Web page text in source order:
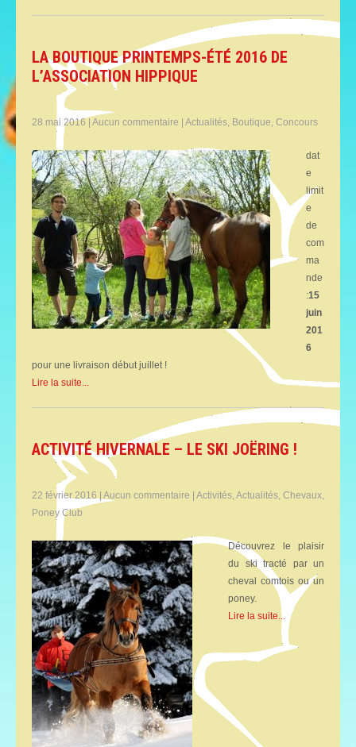
LA BOUTIQUE PRINTEMPS-ÉTÉ 2016 DE
L’ASSOCIATION HIPPIQUE
28 mai 2016 Aucun commentaire Actualités, Boutique, Concours
dat
e
limit
e
de
com
ma
nde
:15
juin
201
6
pour une livraison début juillet !
Lire la suite...
ACTIVITÉ HIVERNALE – LE SKI JOËRING !
22 février 2016 Aucun commentaire Activités, Actualités, Chevaux,
Poney Club
Découvrez le plaisir
du ski tracté par un
cheval comtois ou un
poney.
Lire la suite...